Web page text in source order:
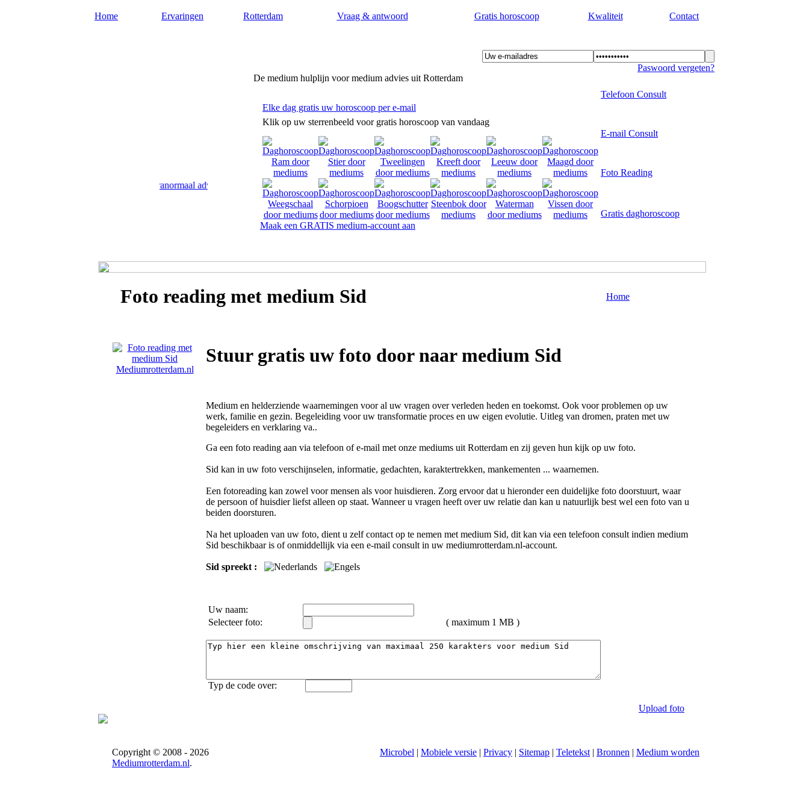
Home Ervaringen Rotterdam Vraag & antwoord Gratis horoscoop Kwaliteit Contact
De medium hulplijn voor medium advies uit Rotterdam
Paswoord vergeten?
Onze mediums in Rotterdam geven paranormaal advies en antwoord op uw levensvragen.
Elke dag gratis uw horoscoop per e-mail
Klik op uw sterrenbeeld voor gratis horoscoop van vandaag
Maak een GRATIS medium-account aan
Telefoon Consult
E-mail Consult
Foto Reading
Gratis daghoroscoop
Foto reading met medium Sid Home
Stuur gratis uw foto door naar medium Sid
Medium en helderziende waarnemingen voor al uw vragen over verleden heden en toekomst. Ook voor problemen op uw
werk, familie en gezin. Begeleiding voor uw transformatie proces en uw eigen evolutie. Uitleg van dromen, praten met uw
begeleiders en verklaring va..
Ga een foto reading aan via telefoon of e-mail met onze mediums uit Rotterdam en zij geven hun kijk op uw foto.
Sid kan in uw foto verschijnselen, informatie, gedachten, karaktertrekken, mankementen ... waarnemen.
Een fotoreading kan zowel voor mensen als voor huisdieren. Zorg ervoor dat u hieronder een duidelijke foto doorstuurt, waar
de persoon of huisdier liefst alleen op staat. Wanneer u vragen heeft over uw relatie dan kan u natuurlijk best wel een foto van u
beiden doorsturen.
Na het uploaden van uw foto, dient u zelf contact op te nemen met medium Sid, dit kan via een telefoon consult indien medium
Sid beschikbaar is of onmiddellijk via een e-mail consult in uw mediumrotterdam.nl-account.
Sid spreekt :
Uw naam:
Selecteer foto:
( maximum 1 MB )
Typ de code over:
Upload foto
Copyright © 2008 - 2026
Mediumrotterdam.nl.
Microbel | Mobiele versie | Privacy | Sitemap | Teletekst | Bronnen | Medium worden